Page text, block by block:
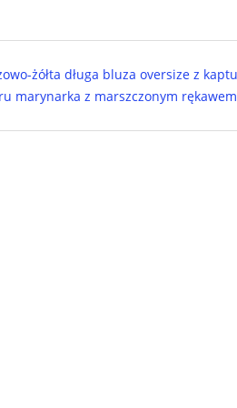
żółta długa bluza oversize z
marynarka z marszczonym rękawem